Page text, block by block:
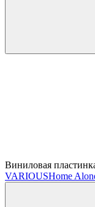
Виниловая
VARIOUSHome